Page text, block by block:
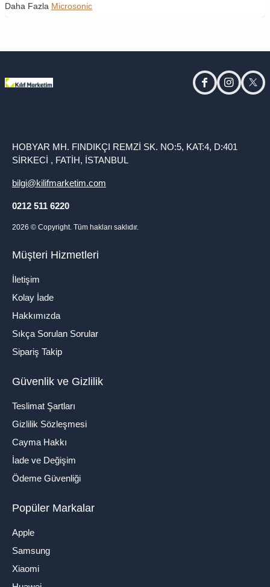
Daha Fazla Microsonic
facebookinstagram
HOBYAR MH. FINDIKÇI REMZİ SK. NO:5, KAT:4, D:401
SİRKECİ , FATİH, İSTANBUL
bilgi@kilifmarketim.com
0212 511 6220
2026 © Copyright. Tüm hakları saklıdır.
Müşteri Hizmetleri
İletişim
Kolay İade
Hakkımızda
Sıkça Sorulan Sorular
Sipariş Takip
Güvenlik ve Gizlilik
Teslimat Şartları
Gizlilik Sözleşmesi
Cayma Hakkı
İade ve Değişim
Ödeme Güvenliği
Popüler Markalar
Apple
Samsung
Xiaomi